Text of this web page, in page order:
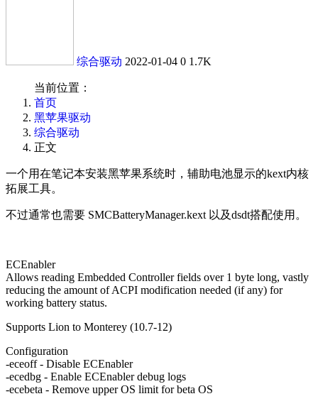
综合驱动 2022-01-04 0 1.7K
当前位置：
首页
黑苹果驱动
综合驱动
正文
一个用在笔记本安装黑苹果系统时，辅助电池显示的kext内核
拓展工具。
不过通常也需要 SMCBatteryManager.kext 以及dsdt搭配使用。
ECEnabler
Allows reading Embedded Controller fields over 1 byte long, vastly
reducing the amount of ACPI modification needed (if any) for
working battery status.
Supports Lion to Monterey (10.7-12)
Configuration
-eceoff - Disable ECEnabler
-ecedbg - Enable ECEnabler debug logs
-ecebeta - Remove upper OS limit for beta OS